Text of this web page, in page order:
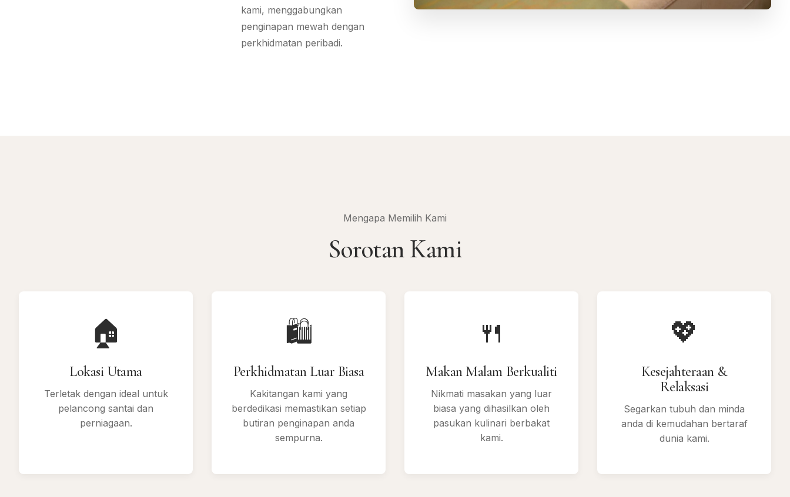
kami, menggabungkan
penginapan mewah dengan
perkhidmatan peribadi.
Mengapa Memilih Kami
Sorotan Kami
🏠
Lokasi Utama
Terletak dengan ideal untuk
pelancong santai dan
perniagaan.
🛍
Perkhidmatan Luar Biasa
Kakitangan kami yang
berdedikasi memastikan setiap
butiran penginapan anda
sempurna.
🍴
Makan Malam Berkualiti
Nikmati masakan yang luar
biasa yang dihasilkan oleh
pasukan kulinari berbakat
kami.
💖
Kesejahteraan &
Relaksasi
Segarkan tubuh dan minda
anda di kemudahan bertaraf
dunia kami.